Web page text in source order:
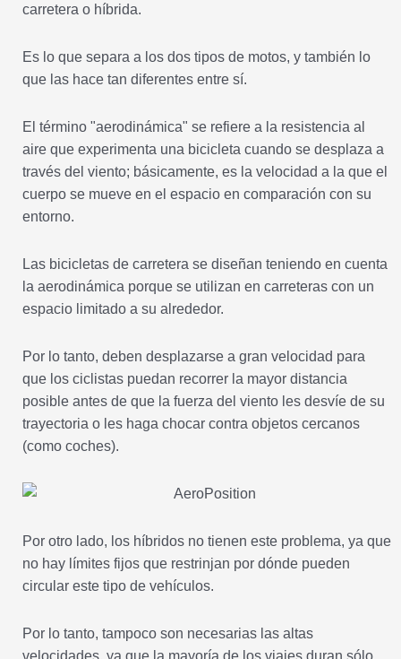
carretera o híbrida.
Es lo que separa a los dos tipos de motos, y también lo
que las hace tan diferentes entre sí.
El término "aerodinámica" se refiere a la resistencia al
aire que experimenta una bicicleta cuando se desplaza a
través del viento; básicamente, es la velocidad a la que el
cuerpo se mueve en el espacio en comparación con su
entorno.
Las bicicletas de carretera se diseñan teniendo en cuenta
la aerodinámica porque se utilizan en carreteras con un
espacio limitado a su alrededor.
Por lo tanto, deben desplazarse a gran velocidad para
que los ciclistas puedan recorrer la mayor distancia
posible antes de que la fuerza del viento les desvíe de su
trayectoria o les haga chocar contra objetos cercanos
(como coches).
Por otro lado, los híbridos no tienen este problema, ya que
no hay límites fijos que restrinjan por dónde pueden
circular este tipo de vehículos.
Por lo tanto, tampoco son necesarias las altas
velocidades, ya que la mayoría de los viajes duran sólo